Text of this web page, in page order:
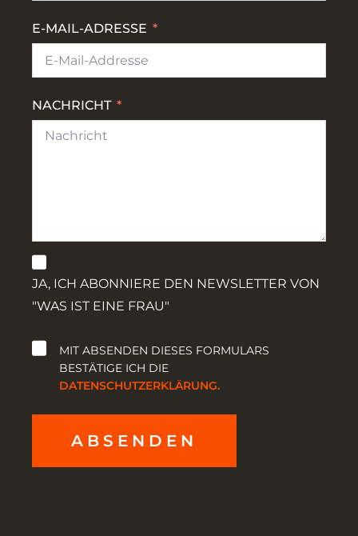
E-MAIL-ADRESSE
NACHRICHT
JA, ICH ABONNIERE DEN NEWSLETTER VON
"WAS IST EINE FRAU"
MIT ABSENDEN DIESES FORMULARS
BESTÄTIGE ICH DIE
DATENSCHUTZERKLÄRUNG.
ABSENDEN